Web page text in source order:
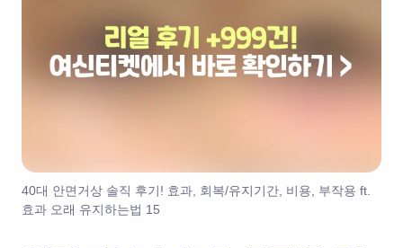
40대 안면거상 솔직 후기! 효과, 회복/유지기간, 비용, 부작용 ft.
효과 오래 유지하는법 15